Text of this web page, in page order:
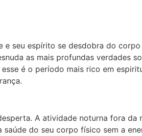
e seu espírito se desdobra do
as mais profundas verdades
é o período mais rico em
A atividade noturna fora da
do seu corpo físico sem a